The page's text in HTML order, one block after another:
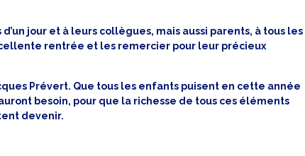
jour et à leurs collègues, mais aussi parents, à tous les
rentrée et les remercier pour leur précieux
Prévert. Que tous les enfants puisent en cette année
besoin, pour que la richesse de tous ces éléments
devenir.